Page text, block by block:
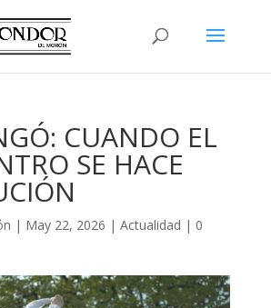
CUANDO EL
SE HACE
| May 22, 2026 | Actualidad | 0